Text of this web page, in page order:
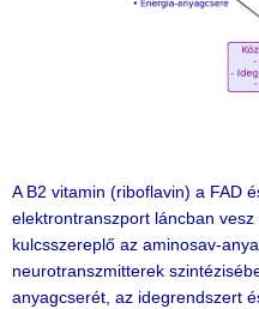
A B2 vitamin (riboflavin) a FAD
elektrontranszport láncban
kulcsszereplő az aminosav-
neurotranszmitterek
anyagcserét, az idegrendszert